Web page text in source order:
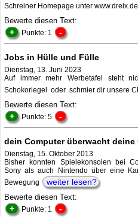
Schreiner Homepage unter www.dreix.de
Bewerte diesen Text:
+ Punkte: 1 -
Jobs in Hülle und Fülle
Dienstag, 13. Juni 2023
Auf immer mehr Werbetafel steht
Schokoriegel oder schmier dir unsere
Bewerte diesen Text:
+ Punkte: 5 -
dein Computer überwacht deine
Dienstag, 15. Oktober 2013
Bisher konnten Spielekonsolen bei
Sony als auch Nintendo über eine
Bewegung
weiter lesen?
Bewerte diesen Text:
+ Punkte: 1 -